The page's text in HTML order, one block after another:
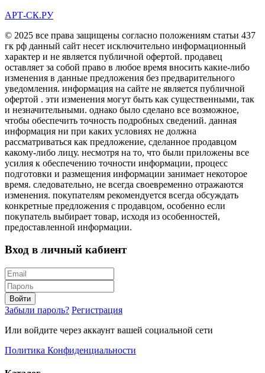
АРТ-СК.РУ
© 2025 все права защищены согласно положениям статьи 437
гк рф данный сайт несет исключительно информационный
характер и не является публичной офертой. продавец
оставляет за собой право в любое время вносить какие-либо
изменения в данные предложения без предварительного
уведомления. информация на сайте не является публичной
офертой . эти изменения могут быть как существенными, так
и незначительными. однако было сделано все возможное,
чтобы обеспечить точность подробных сведений. данная
информация ни при каких условиях не должна
рассматриваться как предложение, сделанное продавцом
какому-либо лицу. несмотря на то, что были приложены все
усилия к обеспечению точности информации, процесс
подготовки и размещения информации занимает некоторое
время. следовательно, не всегда своевременно отражаются
изменения. покупателям рекомендуется всегда обсуждать
конкретные предложения с продавцом, особенно если
покупатель выбирает товар, исходя из особенностей,
предоставленной информации.
Вход в личный кабиент
Войти
Забыли пароль? Регистрация
Или войдите через аккаунт вашей социальной сети
Политика Конфиденциальности